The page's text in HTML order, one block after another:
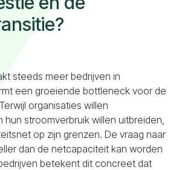
steeds meer bedrijven in
een groeiende bottleneck voor de
organisaties willen
hun stroomverbruik willen uitbreiden,
op zijn grenzen. De vraag naar
dan de netcapaciteit kan worden
betekent dit concreet dat